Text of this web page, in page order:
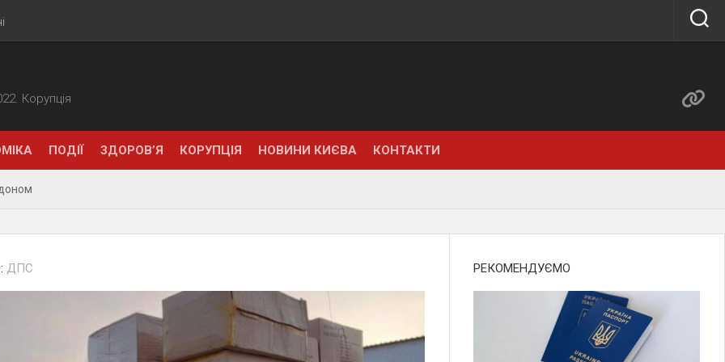
Корупція
ПОДІЇ ЗДОРОВ’Я КОРУПЦІЯ НОВИНИ КИЄВА КОНТАКТИ
ДПС РЕКОМЕНДУЄМО